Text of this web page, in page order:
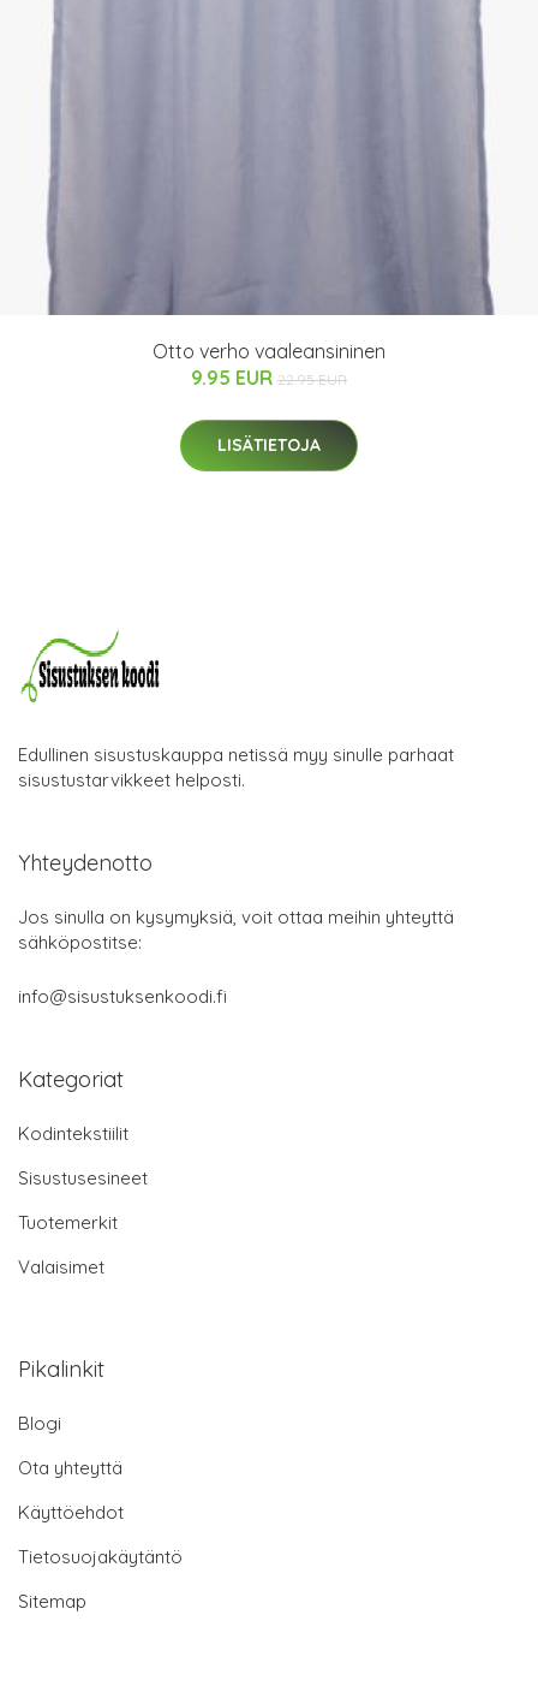
Otto verho vaaleansininen
9.95 EUR 22.95 EUR
LISÄTIETOJA
Edullinen sisustuskauppa netissä myy sinulle parhaat
sisustustarvikkeet helposti.
Yhteydenotto
Jos sinulla on kysymyksiä, voit ottaa meihin yhteyttä
sähköpostitse:
info@sisustuksenkoodi.fi
Kategoriat
Kodintekstiilit
Sisustusesineet
Tuotemerkit
Valaisimet
Pikalinkit
Blogi
Ota yhteyttä
Käyttöehdot
Tietosuojakäytäntö
Sitemap